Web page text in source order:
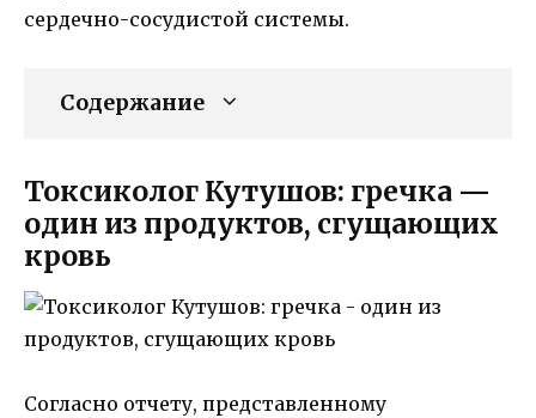
сердечно-сосудистой системы.
Содержание
Токсиколог Кутушов: гречка —
один из продуктов, сгущающих
кровь
Согласно отчету, представленному